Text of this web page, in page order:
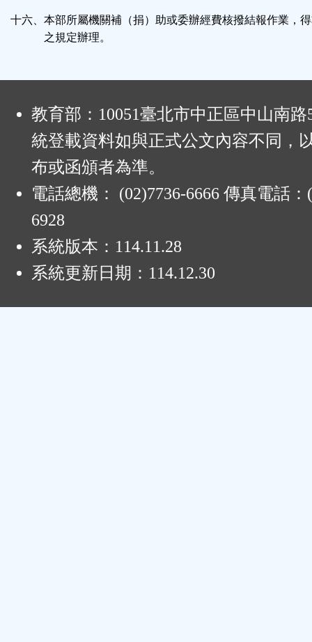
十六、本部所屬機關補（捐）助或委辦經費核撥結報作業，
之規定辦理。
教育部：10051臺北市中正區中山南
統登載資料如與正式公文內容不同，
布或函頒者為準。
電話總機： (02)7736-6666 傳真電話：
6928
系統版本： 114.11.28
系統更新日期： 114.12.30